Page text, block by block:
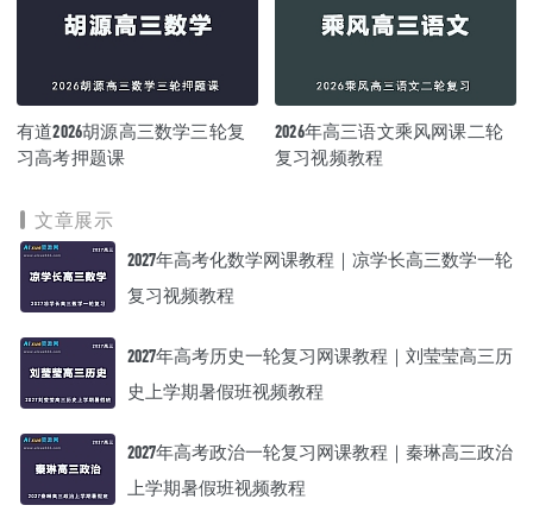
有道2026胡源高三数学三轮复
习高考押题课
2026年高三语文乘风网课二轮
复习视频教程
文章展示
2027年高考化数学网课教程｜凉学长高三数学一轮
复习视频教程
2027年高考历史一轮复习网课教程｜刘莹莹高三历
史上学期暑假班视频教程
2027年高考政治一轮复习网课教程｜秦琳高三政治
上学期暑假班视频教程